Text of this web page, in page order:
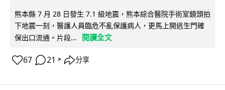
熊本縣 7 月 28 日發生 7.1 級地震，熊本綜合醫院手術室鏡頭拍
下地震一刻，醫護人員臨危不亂保護病人，更馬上開逃生門確
保出口流通。片段...
閱讀全文
67 21 ↗ 分享